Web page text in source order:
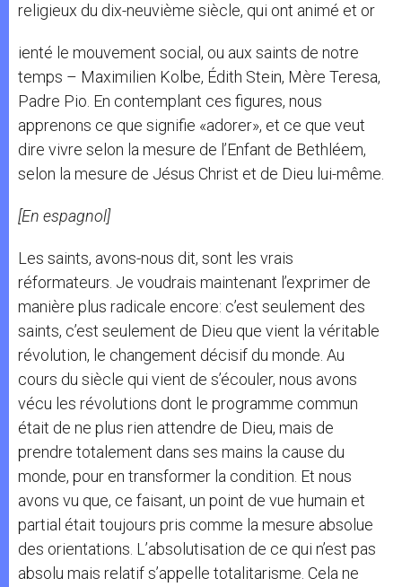
religieux du dix-neuvième siècle, qui ont animé et or
ienté le mouvement social, ou aux saints de notre
temps – Maximilien Kolbe, Édith Stein, Mère Teresa,
Padre Pio. En contemplant ces figures, nous
apprenons ce que signifie «adorer», et ce que veut
dire vivre selon la mesure de l’Enfant de Bethléem,
selon la mesure de Jésus Christ et de Dieu lui-même.
[En espagnol]
Les saints, avons-nous dit, sont les vrais
réformateurs. Je voudrais maintenant l’exprimer de
manière plus radicale encore: c’est seulement des
saints, c’est seulement de Dieu que vient la véritable
révolution, le changement décisif du monde. Au
cours du siècle qui vient de s’écouler, nous avons
vécu les révolutions dont le programme commun
était de ne plus rien attendre de Dieu, mais de
prendre totalement dans ses mains la cause du
monde, pour en transformer la condition. Et nous
avons vu que, ce faisant, un point de vue humain et
partial était toujours pris comme la mesure absolue
des orientations. L’absolutisation de ce qui n’est pas
absolu mais relatif s’appelle totalitarisme. Cela ne